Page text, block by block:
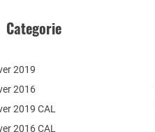
Categorie
2019
2016
2019 CAL
2016 CAL